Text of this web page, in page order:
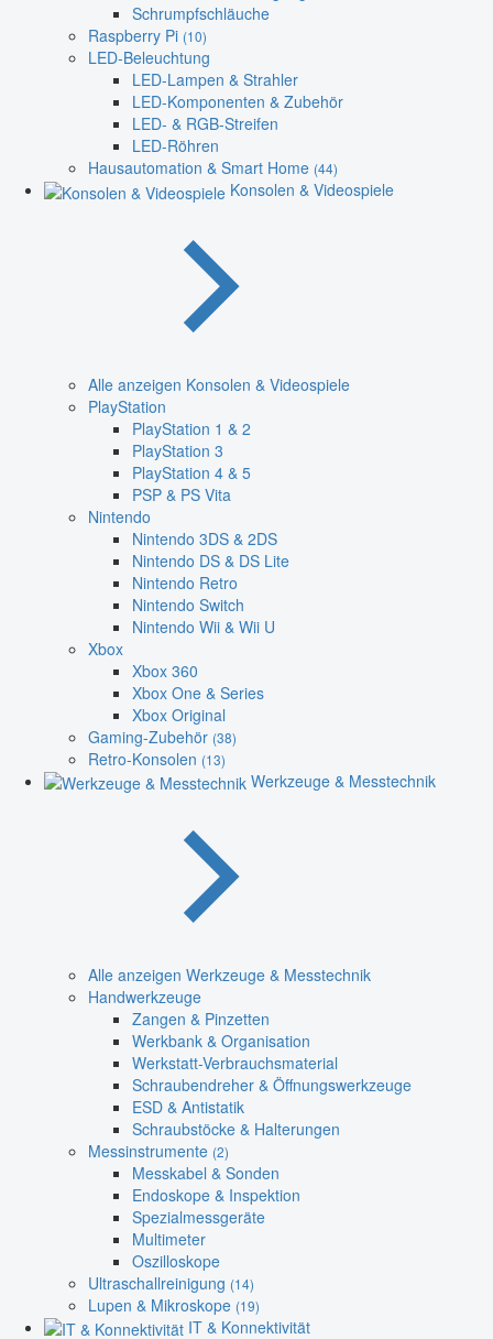
Schrumpfschläuche
Raspberry Pi (10)
LED-Beleuchtung
LED-Lampen & Strahler
LED-Komponenten & Zubehör
LED- & RGB-Streifen
LED-Röhren
Hausautomation & Smart Home (44)
Konsolen & Videospiele
Alle anzeigen Konsolen & Videospiele
PlayStation
PlayStation 1 & 2
PlayStation 3
PlayStation 4 & 5
PSP & PS Vita
Nintendo
Nintendo 3DS & 2DS
Nintendo DS & DS Lite
Nintendo Retro
Nintendo Switch
Nintendo Wii & Wii U
Xbox
Xbox 360
Xbox One & Series
Xbox Original
Gaming-Zubehör (38)
Retro-Konsolen (13)
Werkzeuge & Messtechnik
Alle anzeigen Werkzeuge & Messtechnik
Handwerkzeuge
Zangen & Pinzetten
Werkbank & Organisation
Werkstatt-Verbrauchsmaterial
Schraubendreher & Öffnungswerkzeuge
ESD & Antistatik
Schraubstöcke & Halterungen
Messinstrumente (2)
Messkabel & Sonden
Endoskope & Inspektion
Spezialmessgeräte
Multimeter
Oszilloskope
Ultraschallreinigung (14)
Lupen & Mikroskope (19)
IT & Konnektivität